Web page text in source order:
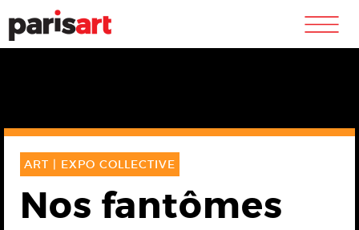
m
ART | EXPO COLLECTIVE
Nos fantômes